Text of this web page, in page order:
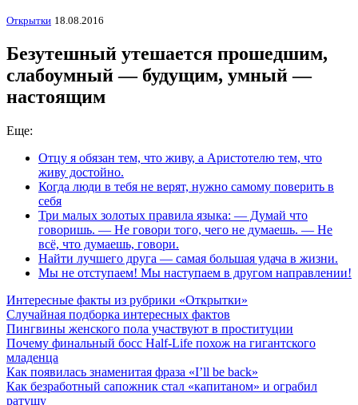
Открытки 18.08.2016
Безутешный утешается прошедшим,
слабоумный — будущим, умный —
настоящим
Еще:
Отцу я обязан тем, что живу, а Аристотелю тем, что
живу достойно.
Когда люди в тебя не верят, нужно самому поверить в
себя
Три малых золотых правила языка: — Думай что
говоришь. — Не говори того, чего не думаешь. — Не
всё, что думаешь, говори.
Найти лучшего друга — самая большая удача в жизни.
Мы не отступаем! Мы наступаем в другом направлении!
Интересные факты из рубрики «Открытки»
Случайная подборка интересных фактов
Пингвины женского пола участвуют в проституции
Почему финальный босс Half-Life похож на гигантского
младенца
Как появилась знаменитая фраза «I’ll be back»
Как безработный сапожник стал «капитаном» и ограбил
ратушу